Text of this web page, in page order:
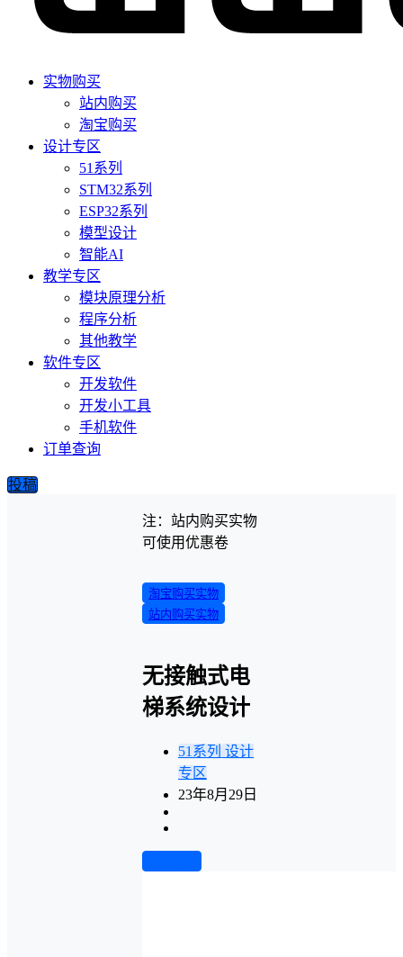
实物购买
站内购买
淘宝购买
设计专区
51系列
STM32系列
ESP32系列
模型设计
智能AI
教学专区
模块原理分析
程序分析
其他教学
软件专区
开发软件
开发小工具
手机软件
订单查询
投稿
注：站内购买实物
可使用优惠卷
淘宝购买实物
站内购买实物
无接触式电
梯系统设计
51系列 设计
专区
23年8月29日